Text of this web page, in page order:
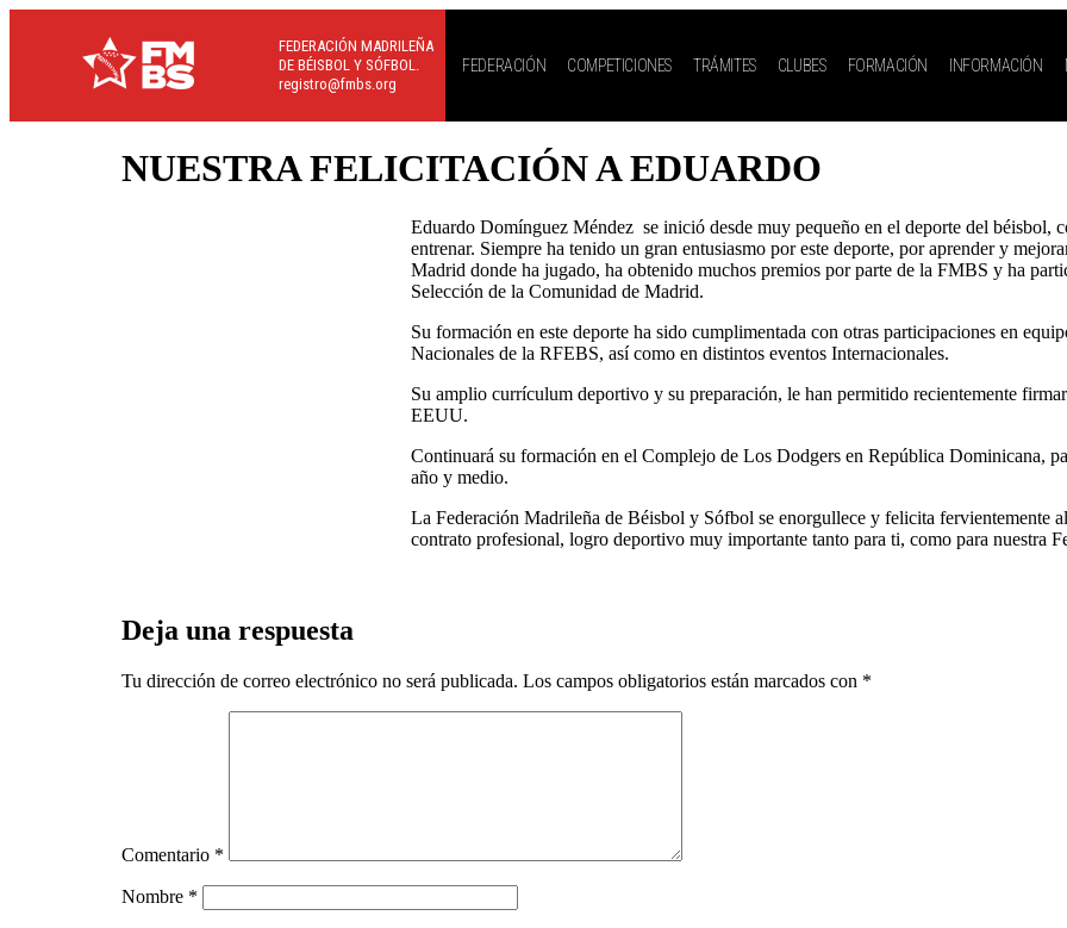
FEDERACIÓN MADRILEÑA
DE BÉISBOL Y SÓFBOL.
registro@fmbs.org
FEDERACIÓN COMPETICIONES TRÁMITES CLUBES FORMACIÓN INFORMACIÓN
NUESTRA FELICITACIÓN A EDUARDO
Eduardo Domínguez Méndez se inició desde muy pequeño en el deporte del béisbol,
entrenar. Siempre ha tenido un gran entusiasmo por este deporte, por aprender y
Madrid donde ha jugado, ha obtenido muchos premios por parte de la FMBS y ha
Selección de la Comunidad de Madrid.
Su formación en este deporte ha sido cumplimentada con otras participaciones en
Nacionales de la RFEBS, así como en distintos eventos Internacionales.
Su amplio currículum deportivo y su preparación, le han permitido recientemente
EEUU.
Continuará su formación en el Complejo de Los Dodgers en República Dominicana,
año y medio.
La Federación Madrileña de Béisbol y Sófbol se enorgullece y felicita fervientemente
contrato profesional, logro deportivo muy importante tanto para ti, como para nuestra
Deja una respuesta
Tu dirección de correo electrónico no será publicada. Los campos obligatorios están marcados con *
Comentario *
Nombre *